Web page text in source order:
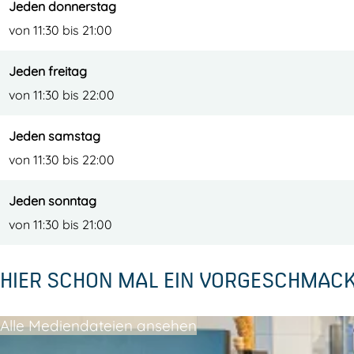
Jeden donnerstag
von 11:30 bis 21:00
Jeden freitag
von 11:30 bis 22:00
Jeden samstag
von 11:30 bis 22:00
Jeden sonntag
von 11:30 bis 21:00
HIER SCHON MAL EIN
Alle Mediendateien ansehen